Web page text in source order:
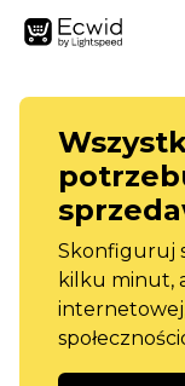
Skonfiguruj
kilku minut,